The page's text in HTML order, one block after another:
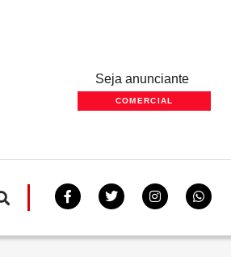
Seja anunciante
COMERCIAL